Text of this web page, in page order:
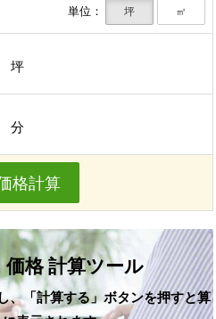
単位： 坪 ㎡
坪
分
格計算
価格 計算ツール
、「計算する」ボタンを押すと算